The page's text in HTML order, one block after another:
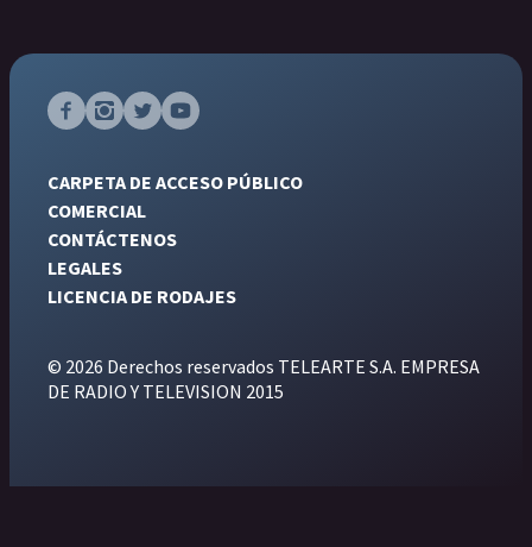
CARPETA DE ACCESO PÚBLICO
COMERCIAL
CONTÁCTENOS
LEGALES
LICENCIA DE RODAJES
© 2026 Derechos reservados TELEARTE S.A. EMPRESA
DE RADIO Y TELEVISION 2015